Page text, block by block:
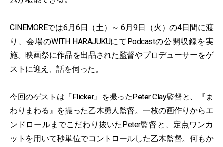
CINEMOREでは6月6日（土）～ 6月9日（火）の4日間に渡
り、会場のWITH HARAJUKUにてPodcastの公開収録を実
施。映画祭に作品を出品された監督やプロデューサーをゲ
ストに迎え、話を伺った。
今回のゲストは『Flicker』を撮ったPeter Clay監督と、『 ま
わりまわる 』を撮った乙木勇人監督。一枚の画作りからエ
ンドロールまでこだわり抜いたPeter監督と、定点ワンカ
ットを用いて秒単位でコントロールした乙木監督。何もか